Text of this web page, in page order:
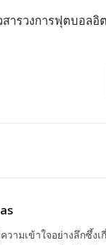
ารวงการฟุตบอลอิ
วามเข้าใจอย่างลึกซึ้ง